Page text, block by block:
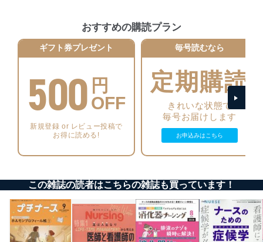
外部からの不正アクセス等の防止
個人データを取り扱う機器等のオペレーティング
個人データを取り扱う機器等にセキュリティ対策
ソフトウェア等を導入し、自動更新 機能等の活用
により、これを最新状態としています。
情報システムの使用に伴う漏洩等の防止
メール等により個人データの含まれるファイルを
送信する場合に、当該ファイルへのパスワードを
当社は、内部監査及びマネジメントレビューの機会を通
じて、個人情報保護マネジメントシステムを継続的に改
善し、常に最良の状態を維持します。
苦情及び相談受付け窓口
おすすめの購読プラン
ギフト券プレゼント
500 円
OFF
新規登録 or レビュー投稿で
お得に読める!
毎号読むなら
定期購読
きれいな状態で
毎号お届けします
お申込みはこちら
この雑誌の読者はこちらの雑誌も買っています！